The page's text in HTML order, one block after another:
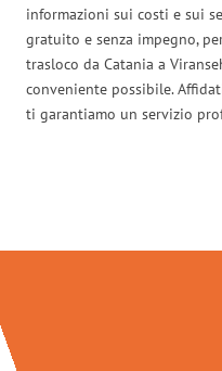
informazioni sui costi e sui
gratuito e senza impegno,
trasloco da Catania a
conveniente possibile.
ti garantiamo un servizio